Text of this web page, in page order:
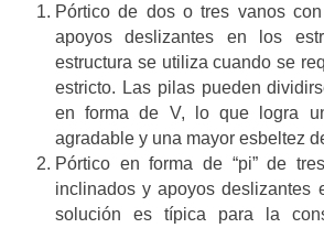
Pórtico de dos o tres vanos
apoyos deslizantes en los
estructura se utiliza cuando se
estricto. Las pilas pueden
en forma de V, lo que logra
agradable y una mayor esbeltez
Pórtico en forma de “pi” de
inclinados y apoyos deslizantes
solución es típica para la